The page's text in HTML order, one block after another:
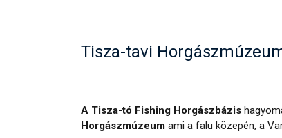
Tisza-tavi
A Tisza-tó Fishing Horgászbázis
Horgászmúzeum ami a falu közepén, a